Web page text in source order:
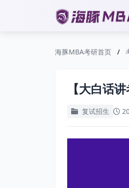
海豚MBA考研首页 /
【大白话
复试招生